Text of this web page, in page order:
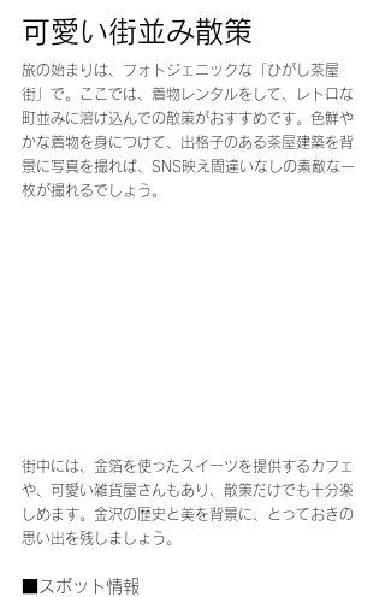
可愛い街並み散策
旅の始まりは、フォトジェニックな「ひがし茶屋
街」で。ここでは、着物レンタルをして、レトロな
町並みに溶け込んでの散策がおすすめです。色鮮や
かな着物を身につけて、出格子のある茶屋建築を背
景に写真を撮れば、SNS映え間違いなしの素敵な一
枚が撮れるでしょう。
街中には、金箔を使ったスイーツを提供するカフェ
や、可愛い雑貨屋さんもあり、散策だけでも十分楽
しめます。金沢の歴史と美を背景に、とっておきの
思い出を残しましょう。
■スポット情報